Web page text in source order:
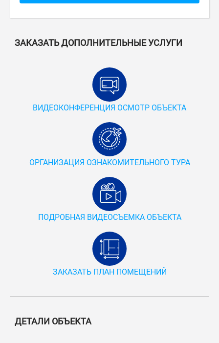
ЗАКАЗАТЬ ДОПОЛНИТЕЛЬНЫЕ УСЛУГИ
ВИДЕОКОНФЕРЕНЦИЯ ОСМОТР ОБЪЕКТА
ОРГАНИЗАЦИЯ ОЗНАКОМИТЕЛЬНОГО ТУРА
ПОДРОБНАЯ ВИДЕОСЪЕМКА ОБЪЕКТА
ЗАКАЗАТЬ ПЛАН ПОМЕЩЕНИЙ
ДЕТАЛИ ОБЪЕКТА